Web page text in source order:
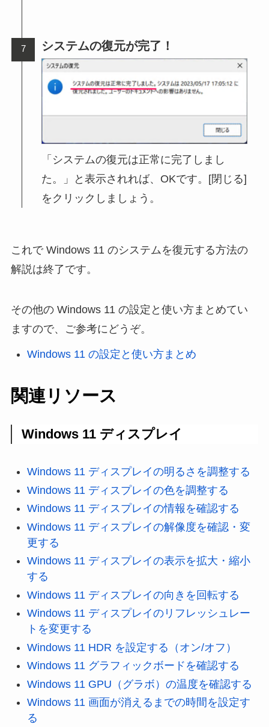
システムの復元が完了！
「システムの復元は正常に完了しまし
た。」と表示されれば、OKです。[閉じる]
をクリックしましょう。
これで Windows 11 のシステムを復元する方法の
解説は終了です。
その他の Windows 11 の設定と使い方まとめてい
ますので、ご参考にどうぞ。
Windows 11 の設定と使い方まとめ
関連リソース
Windows 11 ディスプレイ
Windows 11 ディスプレイの明るさを調整する
Windows 11 ディスプレイの色を調整する
Windows 11 ディスプレイの情報を確認する
Windows 11 ディスプレイの解像度を確認・変
更する
Windows 11 ディスプレイの表示を拡大・縮小
する
Windows 11 ディスプレイの向きを回転する
Windows 11 ディスプレイのリフレッシュレー
トを変更する
Windows 11 HDR を設定する（オン/オフ）
Windows 11 グラフィックボードを確認する
Windows 11 GPU（グラボ）の温度を確認する
Windows 11 画面が消えるまでの時間を設定す
る